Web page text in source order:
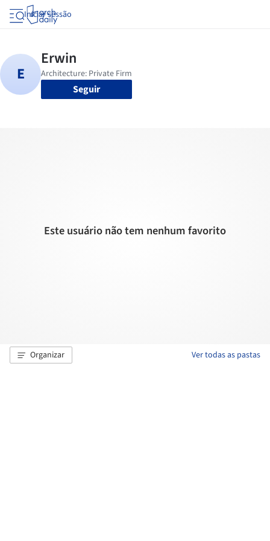
Iniciar sessão
Seguir
Este usuário não tem nenhum favorito
Organizar Ver todas as pastas